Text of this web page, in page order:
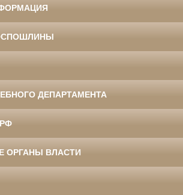
ДЕПАРТАМЕНТА
ОРГАНЫ ВЛАСТИ